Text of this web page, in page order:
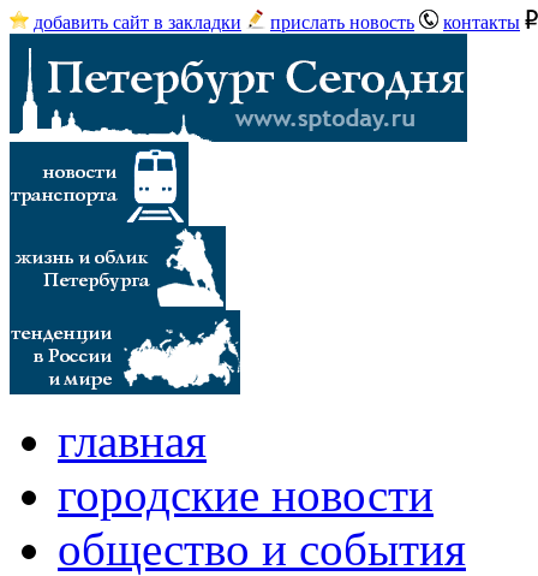
добавить сайт в закладки прислать новость контакты
главная
городские новости
общество и события